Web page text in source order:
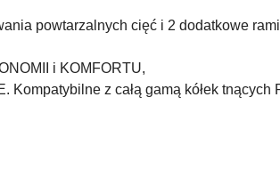
powtarzalnych cięć i 2 dodatkowe
i KOMFORTU,
Kompatybilne z całą gamą kółek tnących